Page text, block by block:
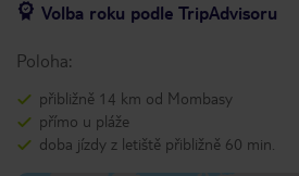
Volba roku podle TripAdvisoru
Poloha:
přibližně 14 km od Mombasy
přímo u pláže
doba jízdy z letiště přibližně 60 min.